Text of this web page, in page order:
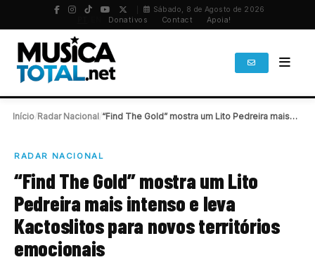
Sábado, 8 de Agosto de 2026
Donativos Contact Apoia!
Início Radar Nacional “Find The Gold” mostra um Lito Pedreira mais…
RADAR NACIONAL
“Find The Gold” mostra um Lito
Pedreira mais intenso e leva
Kactoslitos para novos territórios
emocionais